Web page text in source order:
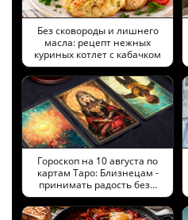
Без сковороды и лишнего
масла: рецепт нежных
куриных котлет с кабачком
Гороскоп на 10 августа по
картам Таро: Близнецам -
принимать радость без…